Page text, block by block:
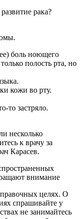
рака?
боль ноющего
полость рта, но
кожи во рту.
то застряло.
к врачу за
Карасев.
внимание
целях. О
спрашивайте у
не занимайтесь